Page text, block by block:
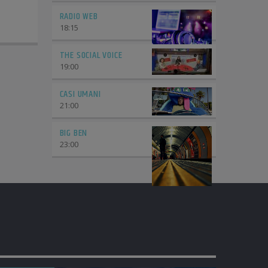
RADIO WEB
18:15
THE SOCIAL VOICE
19:00
CASI UMANI
21:00
BIG BEN
23:00